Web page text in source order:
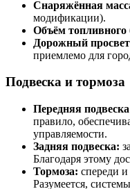
Снаряжённая
модификации).
Объём топливного
Дорожный
приемлемо для
Подвеска и тормоза
Передняя
правило,
управляемости.
Задняя подвеска:
Благодаря этому
Тормоза: спереди
Разумеется,